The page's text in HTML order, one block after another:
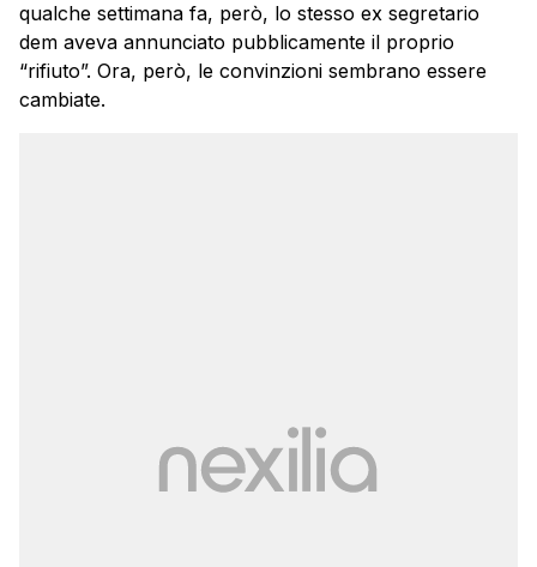
qualche settimana fa, però, lo stesso ex segretario
dem aveva annunciato pubblicamente il proprio
“rifiuto”. Ora, però, le convinzioni sembrano essere
cambiate.